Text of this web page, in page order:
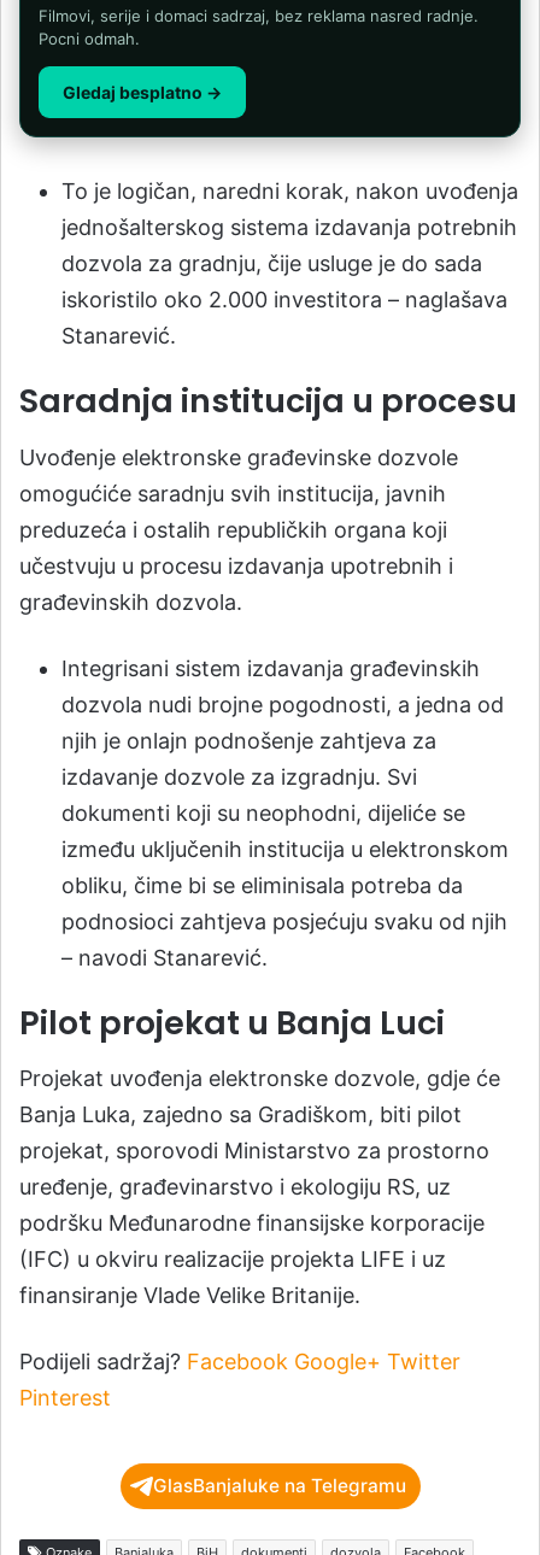
Filmovi, serije i domaci sadrzaj, bez reklama nasred radnje.
Pocni odmah.
Gledaj besplatno →
To je logičan, naredni korak, nakon uvođenja
jednošalterskog sistema izdavanja potrebnih
dozvola za gradnju, čije usluge je do sada
iskoristilo oko 2.000 investitora – naglašava
Stanarević.
Saradnja institucija u procesu
Uvođenje elektronske građevinske dozvole
omogućiće saradnju svih institucija, javnih
preduzeća i ostalih republičkih organa koji
učestvuju u procesu izdavanja upotrebnih i
građevinskih dozvola.
Integrisani sistem izdavanja građevinskih
dozvola nudi brojne pogodnosti, a jedna od
njih je onlajn podnošenje zahtjeva za
izdavanje dozvole za izgradnju. Svi
dokumenti koji su neophodni, dijeliće se
između uključenih institucija u elektronskom
obliku, čime bi se eliminisala potreba da
podnosioci zahtjeva posjećuju svaku od njih
– navodi Stanarević.
Pilot projekat u Banja Luci
Projekat uvođenja elektronske dozvole, gdje će
Banja Luka, zajedno sa Gradiškom, biti pilot
projekat, sporovodi Ministarstvo za prostorno
uređenje, građevinarstvo i ekologiju RS, uz
podršku Međunarodne finansijske korporacije
(IFC) u okviru realizacije projekta LIFE i uz
finansiranje Vlade Velike Britanije.
Podijeli sadržaj? Facebook Google+ Twitter
Pinterest
GlasBanjaluke na Telegramu